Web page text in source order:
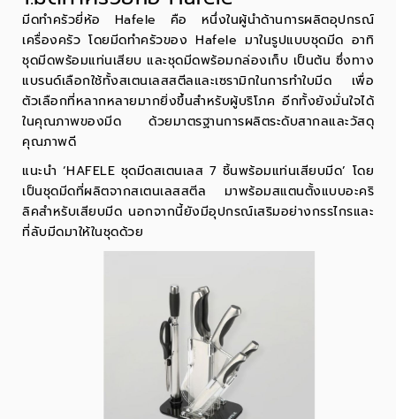
มีดทำครัวยี่ห้อ Hafele คือ หนึ่งในผู้นำด้านการผลิตอุปกรณ์
เครื่องครัว โดยมีดทำครัวของ Hafele มาในรูปแบบชุดมีด อาทิ
ชุดมีดพร้อมแท่นเสียบ และชุดมีดพร้อมกล่องเก็บ เป็นต้น ซึ่งทาง
แบรนด์เลือกใช้ทั้งสเตนเลสสตีลและเซรามิกในการทำใบมีด เพื่อ
ตัวเลือกที่หลากหลายมากยิ่งขึ้นสำหรับผู้บริโภค อีกทั้งยังมั่นใจได้
ในคุณภาพของมีด ด้วยมาตรฐานการผลิตระดับสากลและวัสดุ
คุณภาพดี
แนะนำ ‘HAFELE ชุดมีดสเตนเลส 7 ชิ้นพร้อมแท่นเสียบมีด’ โดย
เป็นชุดมีดที่ผลิตจากสเตนเลสสตีล มาพร้อมสแตนตั้งแบบอะคริ
ลิคสำหรับเสียบมีด นอกจากนี้ยังมีอุปกรณ์เสริมอย่างกรรไกรและ
ที่ลับมีดมาให้ในชุดด้วย